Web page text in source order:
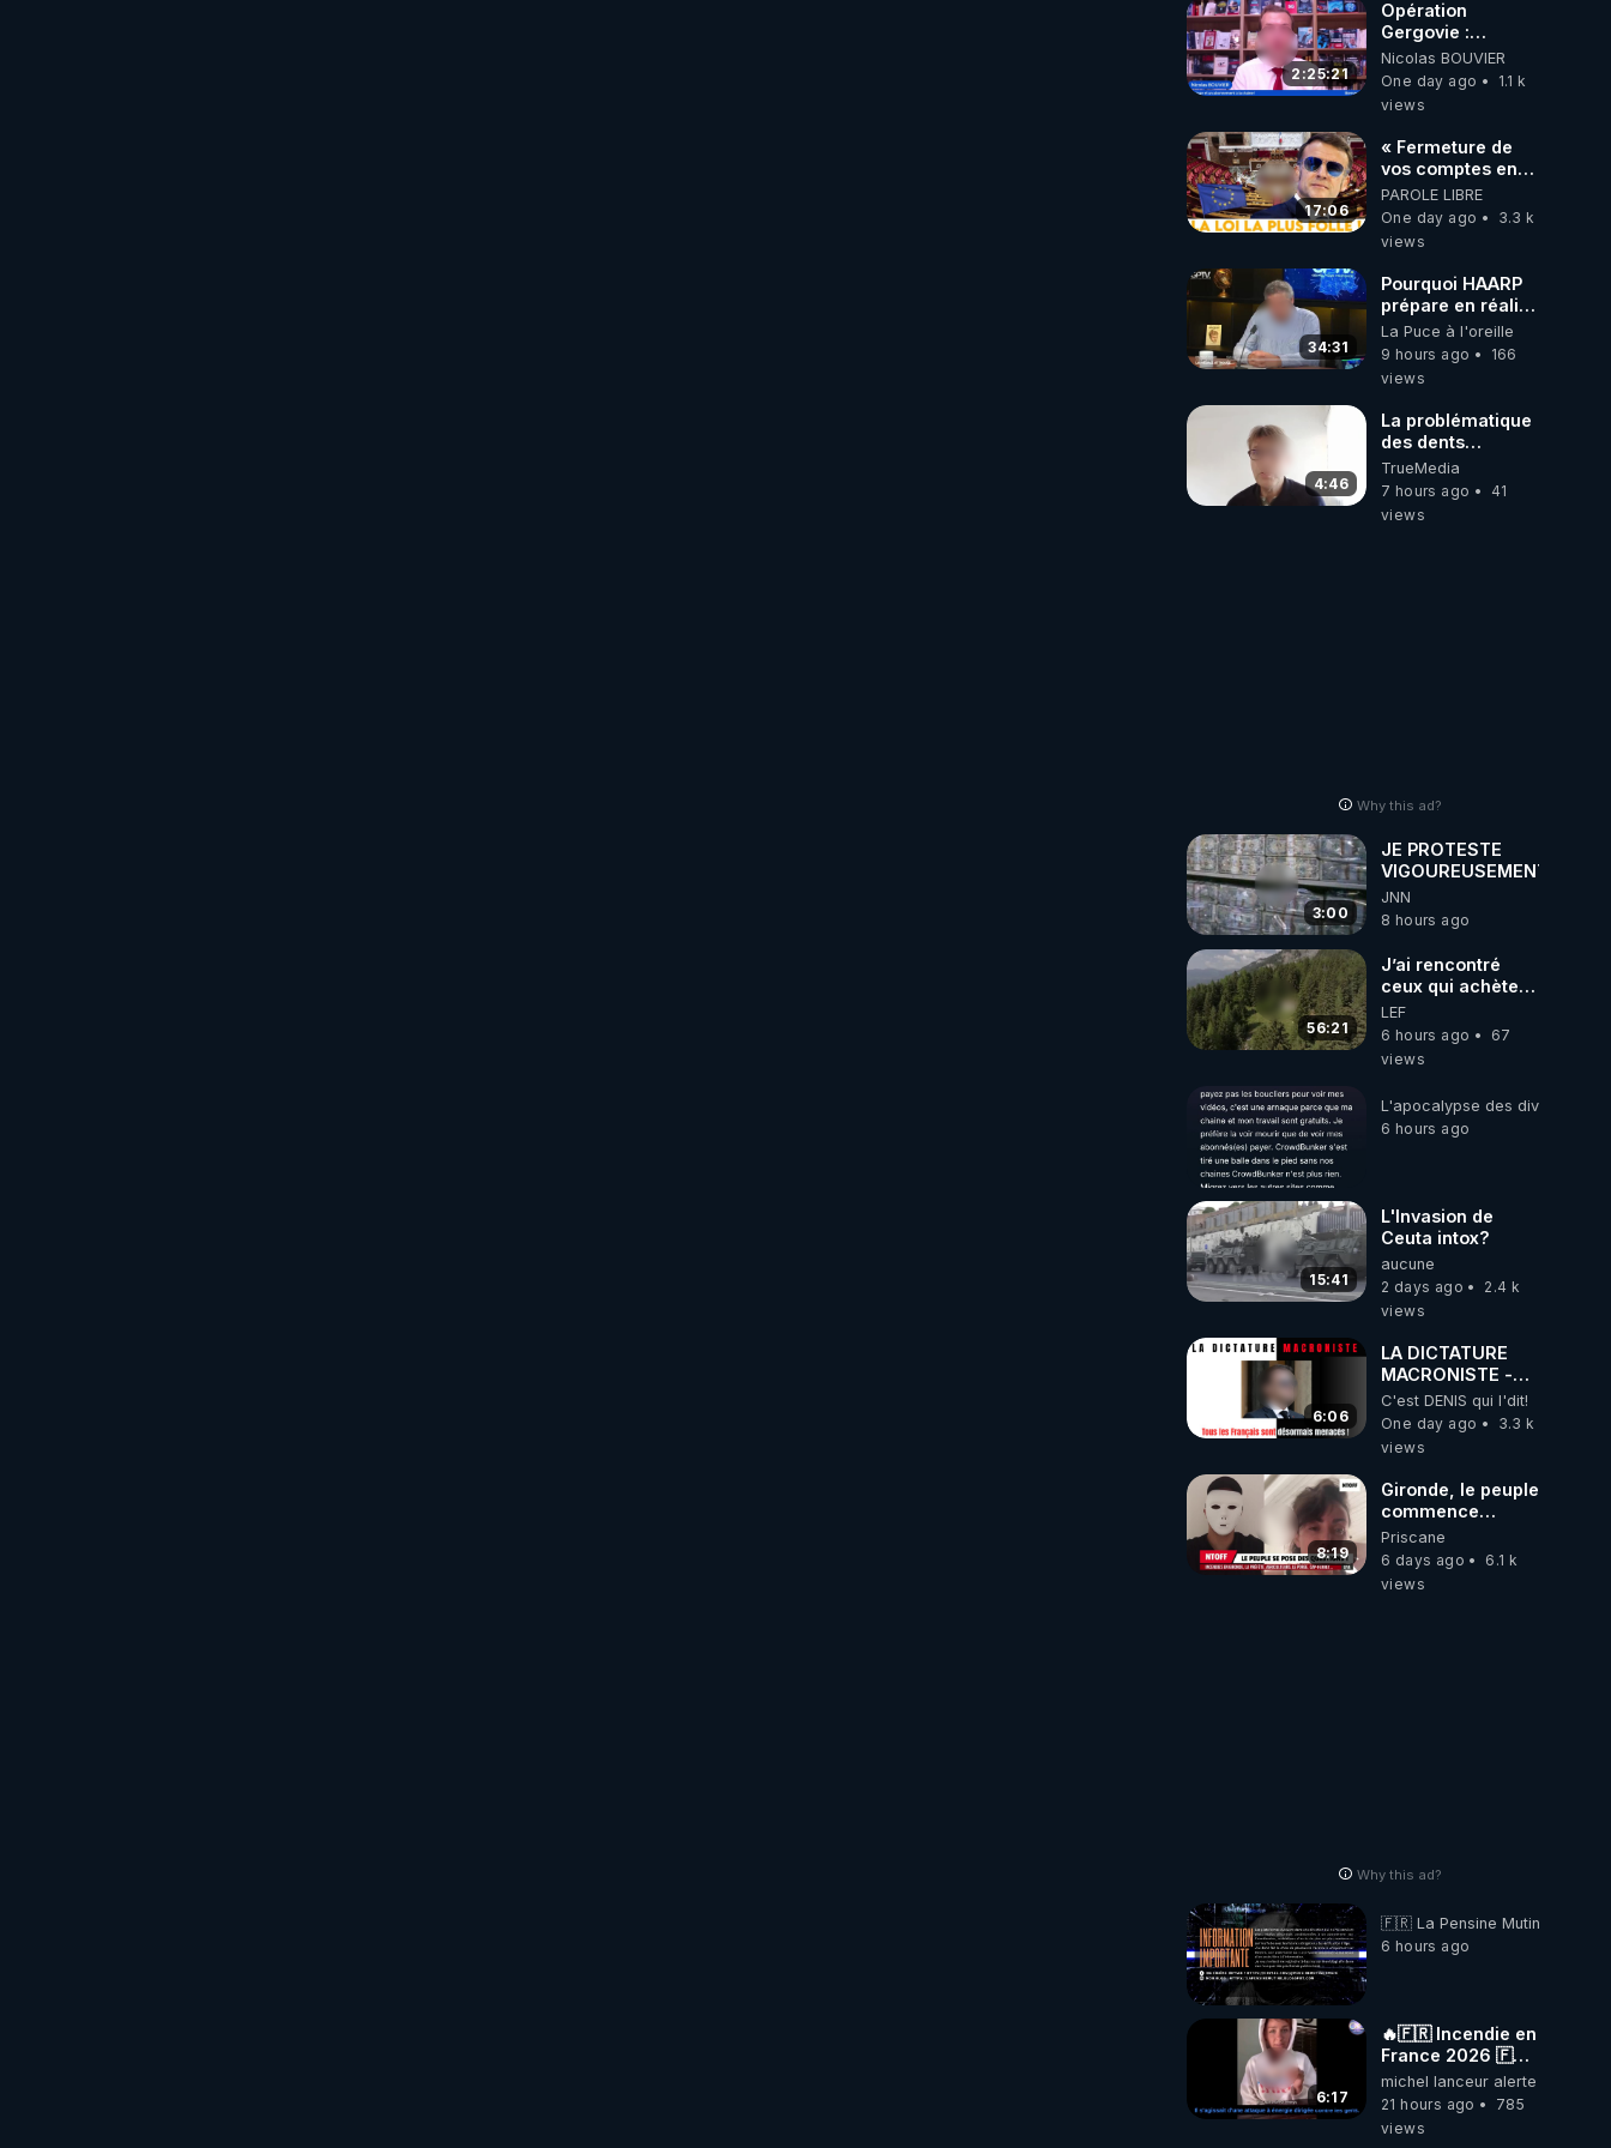
2:25:21
Opération
Gergovie :
‪@38resistancegauloise‬
‪@MarionSigautOfficiel‬
‪@gladysriifard5710‬
Nicolas BOUVIER
One day ago
1.1 k
views
17:06
« Fermeture de
vos comptes en
banque ! » :
Macron impose
une loi folle !
PAROLE LIBRE
One day ago
3.3 k
views
34:31
Pourquoi HAARP
prépare en réalité
un CHAOS
climatique, on
répond
La Puce à l'oreille
9 hours ago
166
views
4:46
La problématique
des dents
dévitalisées et
des implants
TrueMedia
7 hours ago
41
views
Why this ad?
3:00
JE PROTESTE
VIGOUREUSEMENT
JNN
8 hours ago
56:21
J’ai rencontré
ceux qui achètent
des bunkers pour
survivre à la fin
du monde
LEF
6 hours ago
67
views
L'apocalypse des divulgations
6 hours ago
15:41
L'Invasion de
Ceuta intox?
aucune
2 days ago
2.4 k
views
6:06
LA DICTATURE
MACRONISTE -
Tous les Français
sont désormais
menacés !
C'est DENIS qui l'dit!
One day ago
3.3 k
views
8:19
Gironde, le peuple
commence
vraiment à se
poser des
questions !
Priscane
6 days ago
6.1 k
views
Why this ad?
🇫🇷 La Pensine Mutine
6 hours ago
6:17
🔥🇫🇷 Incendie en
France 2026 🇫🇷
🔥 💥Criminel ou
coincidence
naturelle?💥
michel lanceur alerte
21 hours ago
785
views